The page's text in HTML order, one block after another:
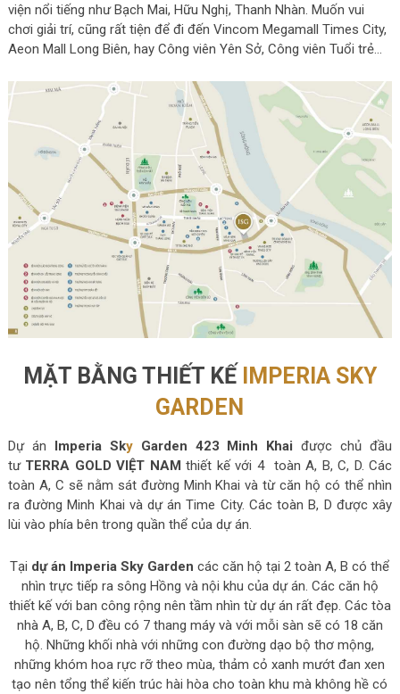
viện nổi tiếng như Bạch Mai, Hữu Nghị, Thanh Nhàn. Muốn vui
chơi giải trí, cũng rất tiện để đi đến Vincom Megamall Times City,
Aeon Mall Long Biên, hay Công viên Yên Sở, Công viên Tuổi trẻ…
MẶT BẰNG THIẾT KẾ
IMPERIA SKY
GARDEN
Dự án Imperia Sky Garden 423 Minh Khai được chủ đầu
tư TERRA GOLD VIỆT NAMthiết kế với 4 toàn A, B, C, D. Các
toàn A, C sẽ nằm sát đường Minh Khai và từ căn hộ có thể nhìn
ra đường Minh Khai và dự án Time City. Các toàn B, D được xây
lùi vào phía bên trong quần thể của dự án.
Tại dự án Imperia Sky Garden các căn hộ tại 2 toàn A, B có thể
nhìn trực tiếp ra sông Hồng và nội khu của dự án. Các căn hộ
thiết kế với ban công rộng nên tầm nhìn từ dự án rất đẹp. Các tòa
nhà A, B, C, D đều có 7 thang máy và với mỗi sàn sẽ có 18 căn
hộ. Những khối nhà với những con đường dạo bộ thơ mộng,
những khóm hoa rực rỡ theo mùa, thảm cỏ xanh mướt đan xen
tạo nên tổng thể kiến trúc hài hòa cho toàn khu mà không hề có